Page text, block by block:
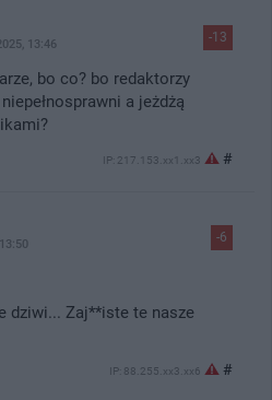
-13
13:46
bo co? bo redaktorzy
a jeżdżą
IP: 217.153.xx1.xx3 #
-6
dziwi... Zaj**iste te nasze
IP: 88.255.xx3.xx6 #